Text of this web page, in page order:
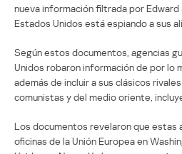
nueva información filtrada por
Estados Unidos está espiando a sus
Según estos documentos, agencias
Unidos robaron información de por lo
además de incluir a sus clásicos
comunistas y del medio oriente,
Los documentos revelaron que estas
oficinas de la Unión Europea en